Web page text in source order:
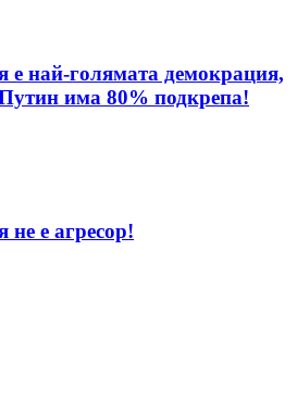
е най-голямата демокрация,
има 80% подкрепа!
е агресор!